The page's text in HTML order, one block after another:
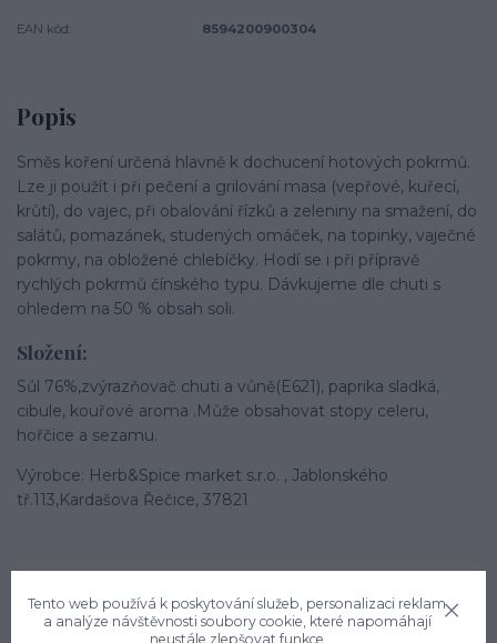
EAN kód: 8594200900304
Popis
Směs koření určená hlavně k dochucení hotových pokrmů.
Lze ji použít i při pečení a grilování masa (vepřové, kuřecí,
krůtí), do vajec, při obalování řízků a zeleniny na smažení, do
salátů, pomazánek, studených omáček, na topinky, vaječné
pokrmy, na obložené chlebíčky. Hodí se i při přípravě
rychlých pokrmů čínského typu. Dávkujeme dle chuti s
ohledem na 50 % obsah soli.
Složení:
Sůl 76%,zvýrazňovač chuti a vůně(E621), paprika sladká,
cibule, kouřové aroma .Může obsahovat stopy celeru,
hořčice a sezamu.
Výrobce: Herb&Spice market s.r.o. , Jablonského
tř.113,Kardašova Řečice, 37821
Tento web používá k poskytování služeb, personalizaci reklam
a analýze návštěvnosti soubory cookie, které napomáhají
neustále zlepšovat funkce